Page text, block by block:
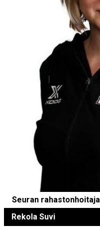
Seuran rahastonhoitaja
Rekola Suvi